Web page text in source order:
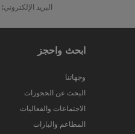
البريد الإلكتروني:
ابحث واحجز
وجهاتنا
البحث عن الحجوزات
الاجتماعات والفعاليات
المطاعم والبارات